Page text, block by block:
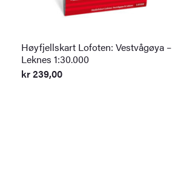
Høyfjellskart Lofoten: Vestvågøya –
Leknes 1:30.000
kr239,00